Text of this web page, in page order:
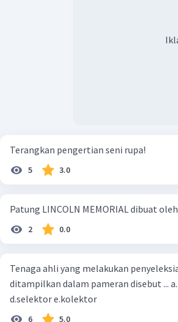
Terangkan pengertian seni rupa!
5 3.0
Patung LINCOLN MEMORIAL dibuat oleh
2 0.0
Tenaga ahli yang melakukan
ditampilkan dalam pameran disebut ...
d.selektor e.kolektor
6 5.0